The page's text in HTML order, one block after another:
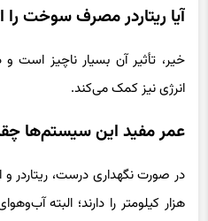
آیا ریتاردر مصرف سوخت
خیر، تأثیر آن بسیار ناچیز است
انرژی نیز کمک می‌کند.
عمر مفید این سیستم‌ها
هزار کیلومتر را دارند؛ البته